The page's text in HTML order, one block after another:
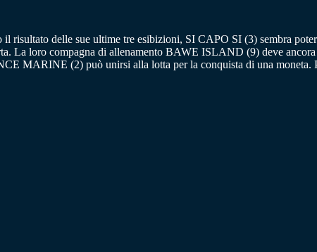
risultato delle sue ultime tre esibizioni, SI CAPO SI (3) sembra
La loro compagna di allenamento BAWE ISLAND (9) deve
MARINE (2) può unirsi alla lotta per la conquista di una moneta.